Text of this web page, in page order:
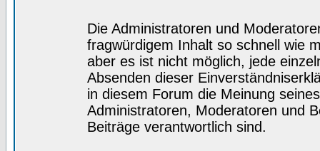
Die Administratoren und
fragwürdigem Inhalt so schnell wie
aber es ist nicht möglich, jede
Absenden dieser
in diesem Forum die Meinung
Administratoren, Moderatoren und
Beiträge verantwortlich sind.